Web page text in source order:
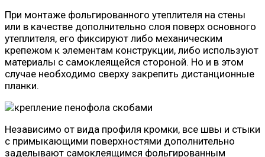
При монтаже фольгированного утеплителя на стены
или в качестве дополнительно слоя поверх основного
утеплителя, его фиксируют либо механическим
крепежом к элементам конструкции, либо используют
материалы с самоклеящейся стороной. Но и в этом
случае необходимо сверху закрепить дистанционные
планки.
Независимо от вида профиля кромки, все швы и стыки
с примыкающими поверхностями дополнительно
заделывают самоклеящимся фольгированным